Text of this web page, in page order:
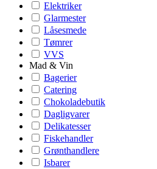
Elektriker
Glarmester
Låsesmede
Tømrer
VVS
Mad & Vin
Bagerier
Catering
Chokoladebutik
Dagligvarer
Delikatesser
Fiskehandler
Grønthandlere
Isbarer